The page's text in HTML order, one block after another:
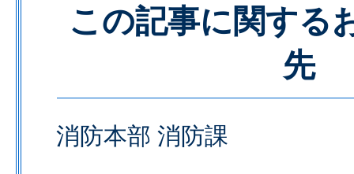
この記事に関する
先
消防本部 消防課